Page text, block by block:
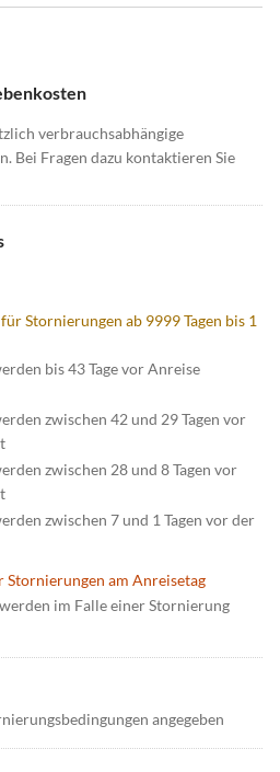
verbrauchsabhängige
Bei Fragen dazu kontaktieren Sie
Stornierungen ab 9999 Tagen bis 1
bis 43 Tage vor Anreise
zwischen 42 und 29 Tagen vor
zwischen 28 und 8 Tagen vor
zwischen 7 und 1 Tagen vor der
Stornierungen am Anreisetag
im Falle einer Stornierung
angegeben